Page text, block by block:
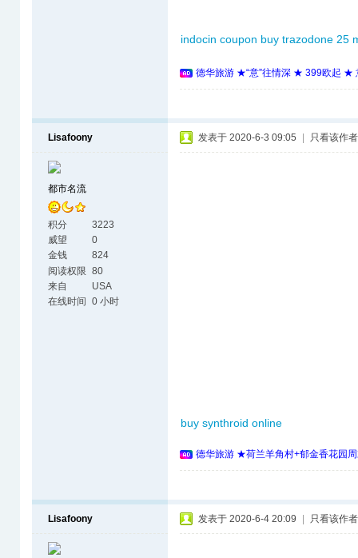
indocin coupon buy trazodone 25
德华旅游 ★“意”往情深 ★ 399欧起 ★
Lisafoony
都市名流
积分
3223
威望
0
金钱
824
阅读权限 80
来自
USA
在线时间
0 小时
发表于 2020-6-3 09:05 只看该作者
buy synthroid online
德华旅游 ★荷兰羊角村+郁金香花园
Lisafoony 发表于 2020-6-4 20:09 只看该作者